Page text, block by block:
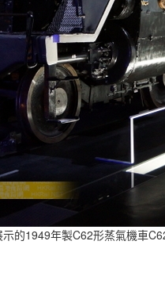
的1949年製C62形蒸氣機車